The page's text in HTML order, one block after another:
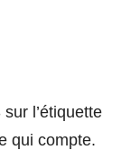
l’étiquette
qui compte.